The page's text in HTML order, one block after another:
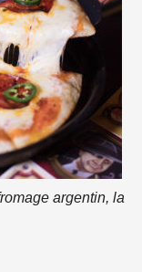
argentin, la